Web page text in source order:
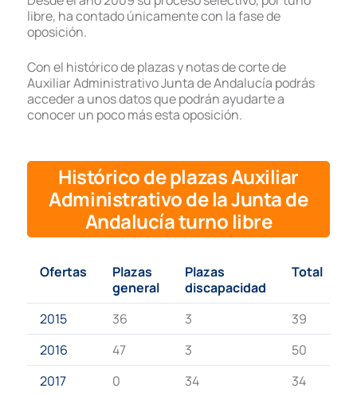
libre, ha contado únicamente con la fase de
oposición.
Con el histórico de plazas y notas de corte de
Auxiliar Administrativo Junta de Andalucía podrás
acceder a unos datos que podrán ayudarte a
conocer un poco más esta oposición.
Histórico de plazas Auxiliar
Administrativo de laJunta de
Andalucíaturno libre
Ofertas
Plazas
general
Plazas
discapacidad
Total
2015 36 3
39
2016
47 3
50
2017
0 34
34